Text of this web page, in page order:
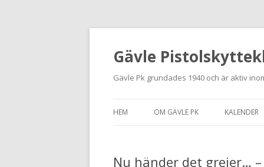
Gävle
Gävle Pk grundades 1940 och är aktiv
HEM OM GÄVLE PK
NYBÖRJARE
KALENDER
Nu händer det grejer…